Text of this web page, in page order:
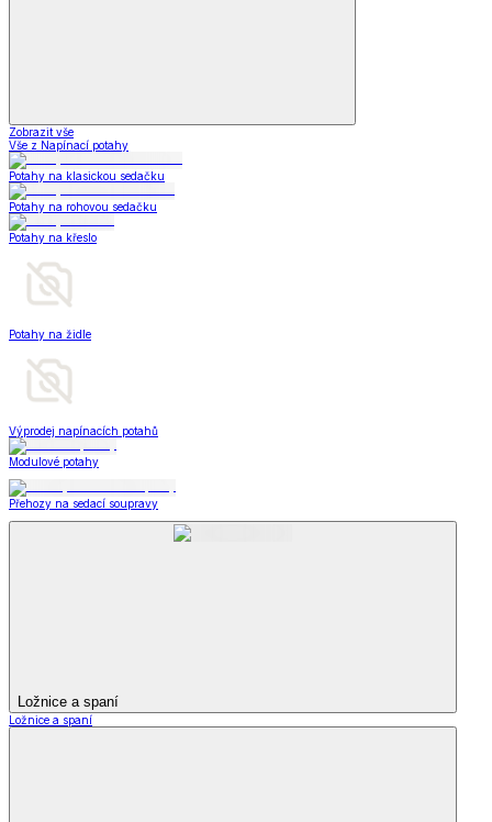
Zobrazit vše
Vše z Napínací potahy
Potahy na klasickou sedačku
Potahy na rohovou sedačku
Potahy na křeslo
Potahy na židle
Výprodej napínacích potahů
Modulové potahy
Přehozy na sedací soupravy
Ložnice a spaní
Ložnice a spaní